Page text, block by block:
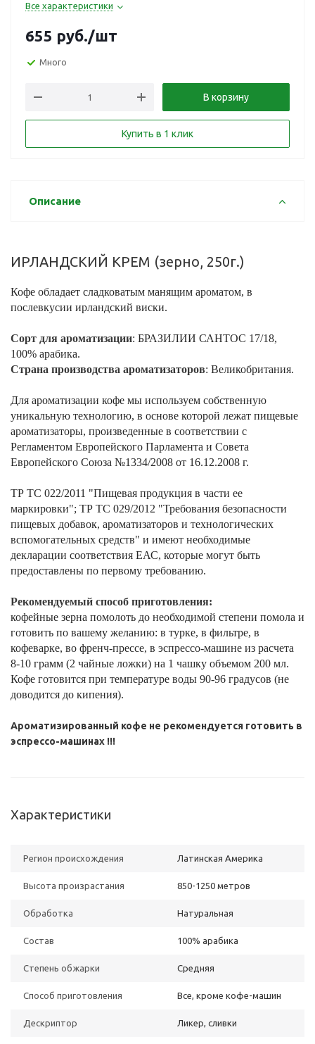
Все характеристики
655 руб./шт
Много
В корзину
Купить в 1 клик
Описание
ИРЛАНДСКИЙ КРЕМ (зерно, 250г.)
Кофе обладает сладковатым манящим ароматом, в
послевкусии ирландский виски.
Сорт для ароматизации: БРАЗИЛИИ САНТОС 17/18,
100% арабика.
Страна производства ароматизаторов: Великобритания.
Для ароматизации кофе мы используем собственную
уникальную технологию, в основе которой лежат пищевые
ароматизаторы, произведенные в соответствии с
Регламентом Европейского Парламента и Совета
Европейского Союза №1334/2008 от 16.12.2008 г.
ТР ТС 022/2011 "Пищевая продукция в части ее
маркировки"; ТР ТС 029/2012 "Требования безопасности
пищевых добавок, ароматизаторов и технологических
вспомогательных средств" и имеют необходимые
декларации соответствия ЕАС, которые могут быть
предоставлены по первому требованию.
Рекомендуемый способ приготовления:
кофейные зерна помолоть до необходимой степени помола и
готовить по вашему желанию: в турке, в фильтре, в
кофеварке, во френч-прессе, в эспрессо-машине из расчета
8-10 грамм (2 чайные ложки) на 1 чашку объемом 200 мл.
Кофе готовится при температуре воды 90-96 градусов (не
доводится до кипения).
Ароматизированный кофе не рекомендуется готовить в
эспрессо-машинах !!!
Характеристики
Регион происхождения Латинская Америка
Высота произрастания 850-1250 метров
Обработка Натуральная
Состав 100% арабика
Степень обжарки Средняя
Способ приготовления Все, кроме кофе-машин
Дескриптор Ликер, сливки